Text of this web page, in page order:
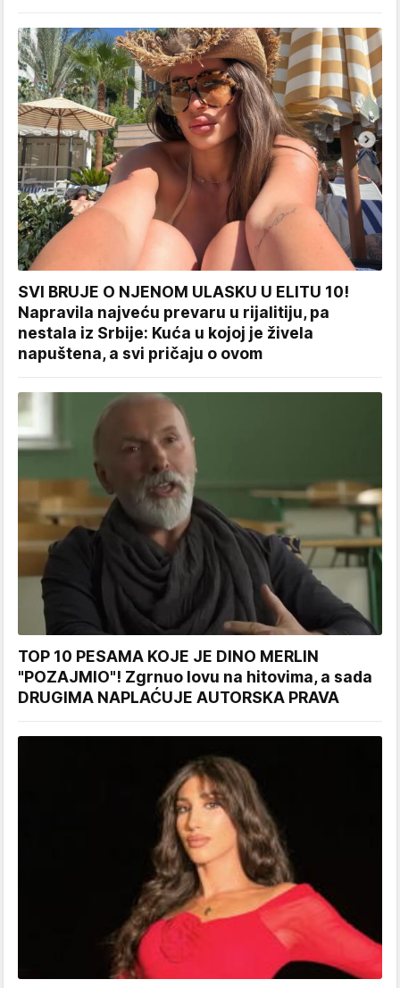
SVI BRUJE O NJENOM ULASKU U ELITU 10!
Napravila najveću prevaru u rijalitiju, pa
nestala iz Srbije: Kuća u kojoj je živela
napuštena, a svi pričaju o ovom
TOP 10 PESAMA KOJE JE DINO MERLIN
"POZAJMIO"! Zgrnuo lovu na hitovima, a sada
DRUGIMA NAPLAĆUJE AUTORSKA PRAVA